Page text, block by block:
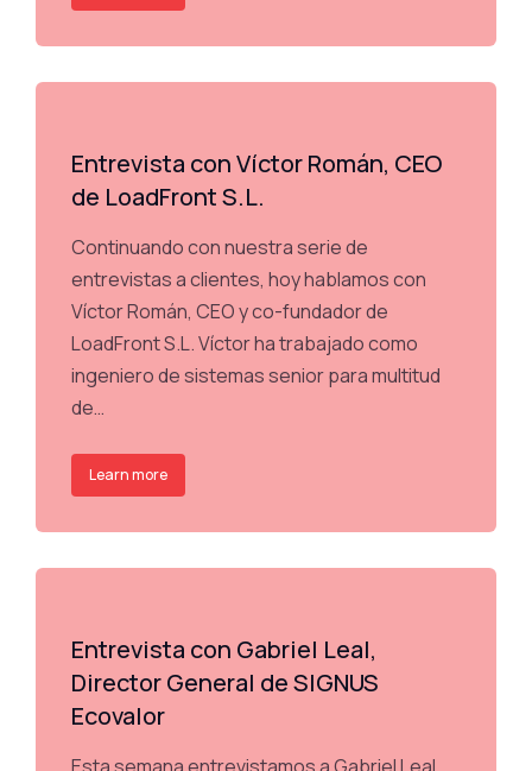
Entrevista con Víctor Román, CEO
de LoadFront S.L.
Continuando con nuestra serie de
entrevistas a clientes, hoy hablamos con
Víctor Román, CEO y co-fundador de
LoadFront S.L. Víctor ha trabajado como
ingeniero de sistemas senior para multitud
de…
Learn more
Entrevista con Gabriel Leal,
Director General de SIGNUS
Ecovalor